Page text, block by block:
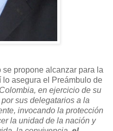
propone alcanzar para la
asegura el Preámbulo de
en ejercicio de su
sus delegatarios a la
invocando la protección
la unidad de la nación y